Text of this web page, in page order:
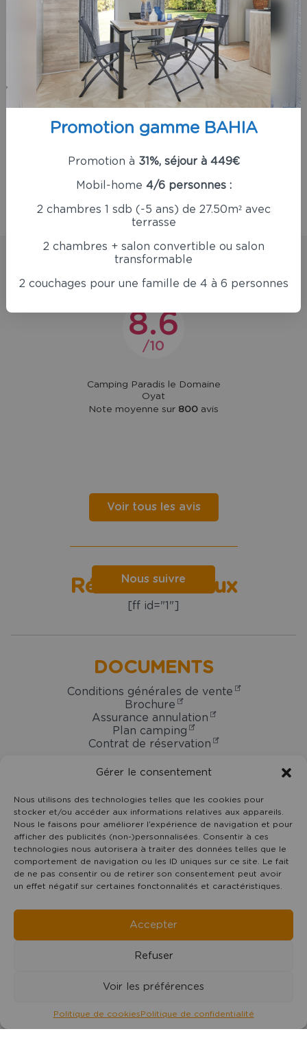
Gérer le consentement
Nous utilisons des technologies telles que les cookies pour
stocker et/ou accéder aux informations relatives aux appareils.
Nous le faisons pour améliorer l’expérience de navigation et pour
afficher des publicités (non-)personnalisées. Consentir à ces
technologies nous autorisera à traiter des données telles que le
comportement de navigation ou les ID uniques sur ce site. Le fait
de ne pas consentir ou de retirer son consentement peut avoir
un effet négatif sur certaines fonctonnalités et caractéristiques.
Accepter
Refuser
Voir les préférences
Politique de cookiesPolitique de confidentialité
Promotion gamme BAHIA
Promotion à 31%, séjour à 449€
Mobil-home 4/6 personnes :
2 chambres 1 sdb (-5 ans) de 27.50m² avec
terrasse
2 chambres + salon convertible ou salon
transformable
2 couchages pour une famille de 4 à 6 personnes
Ouvert tous les jours des vacances de février aux
vacances de la Toussaint.
Du 1er/10 au 25/10 : de 13h30 à 18h30
Vacances de la Toussaint : 13h30 à 18h
Si vous cherchez unelocation de mobil home près
des Sables d’Olonne , contactez le camping au 02 51
Avis clients
8.6
10
Camping Paradis le Domaine
Oyat
Note moyenne sur 800 avis
Voir tous les avis
Réseaux sociaux
[ff id="1"]
Nous suivre
Camping
Domaine
Oyat
7 rue du Centre - 85800 Le Fenouiller
Vendée Pays de la Loire
02 51 55 11 35
contact@domaineoyat.com
DOCUMENTS
Conditions générales de vente
Brochure
Assurance annulation
Plan camping
Contrat de réservation
droits réservés - Reproduction interdite | Réalisation :